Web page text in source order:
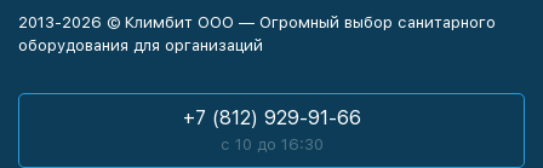
2013-2026 © Климбит ООО — Огромный выбор санитарного
оборудования для организаций
+7 (812) 929-91-66
с 10 до 16:30